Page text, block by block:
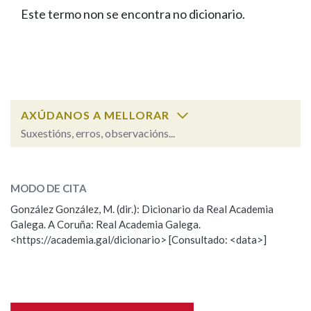
FIGURAS HOMENAXEADAS
PORTAL DAS PALABRAS
Facebook
TwitterYoutubeInstagram
Bluesky
BUSCAR NOS LEMAS
Remata por
BUSCAR NO CONTIDO
Nas definicións
Este termo non se encontra no dicionario.
AXÚDANOS A MELLORAR
Suxestións, erros, observacións...
Observación
Nome
MODO DE CITA
González González, M. (dir.): Dicionario da Real Academia
Galega. A Coruña: Real Academia Galega.
<https://academia.gal/dicionario> [Consultado: <data>]